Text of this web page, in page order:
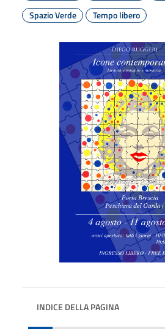
Spazio Verde
Tempo libero
INDICE DELLA PAGINA